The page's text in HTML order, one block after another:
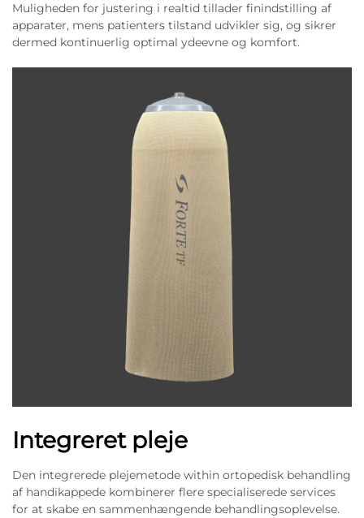
Muligheden for justering i realtid tillader finindstilling af
apparater, mens patienters tilstand udvikler sig, og sikrer
dermed kontinuerlig optimal ydeevne og komfort.
Integreret pleje
Den integrerede plejemetode within ortopedisk behandling
af handikappede kombinerer flere specialiserede services
for at skabe en sammenhængende behandlingsoplevelse.